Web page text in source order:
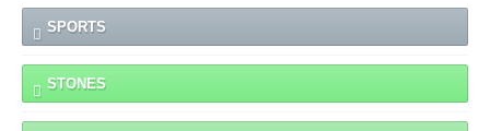
SPORTS
STONES